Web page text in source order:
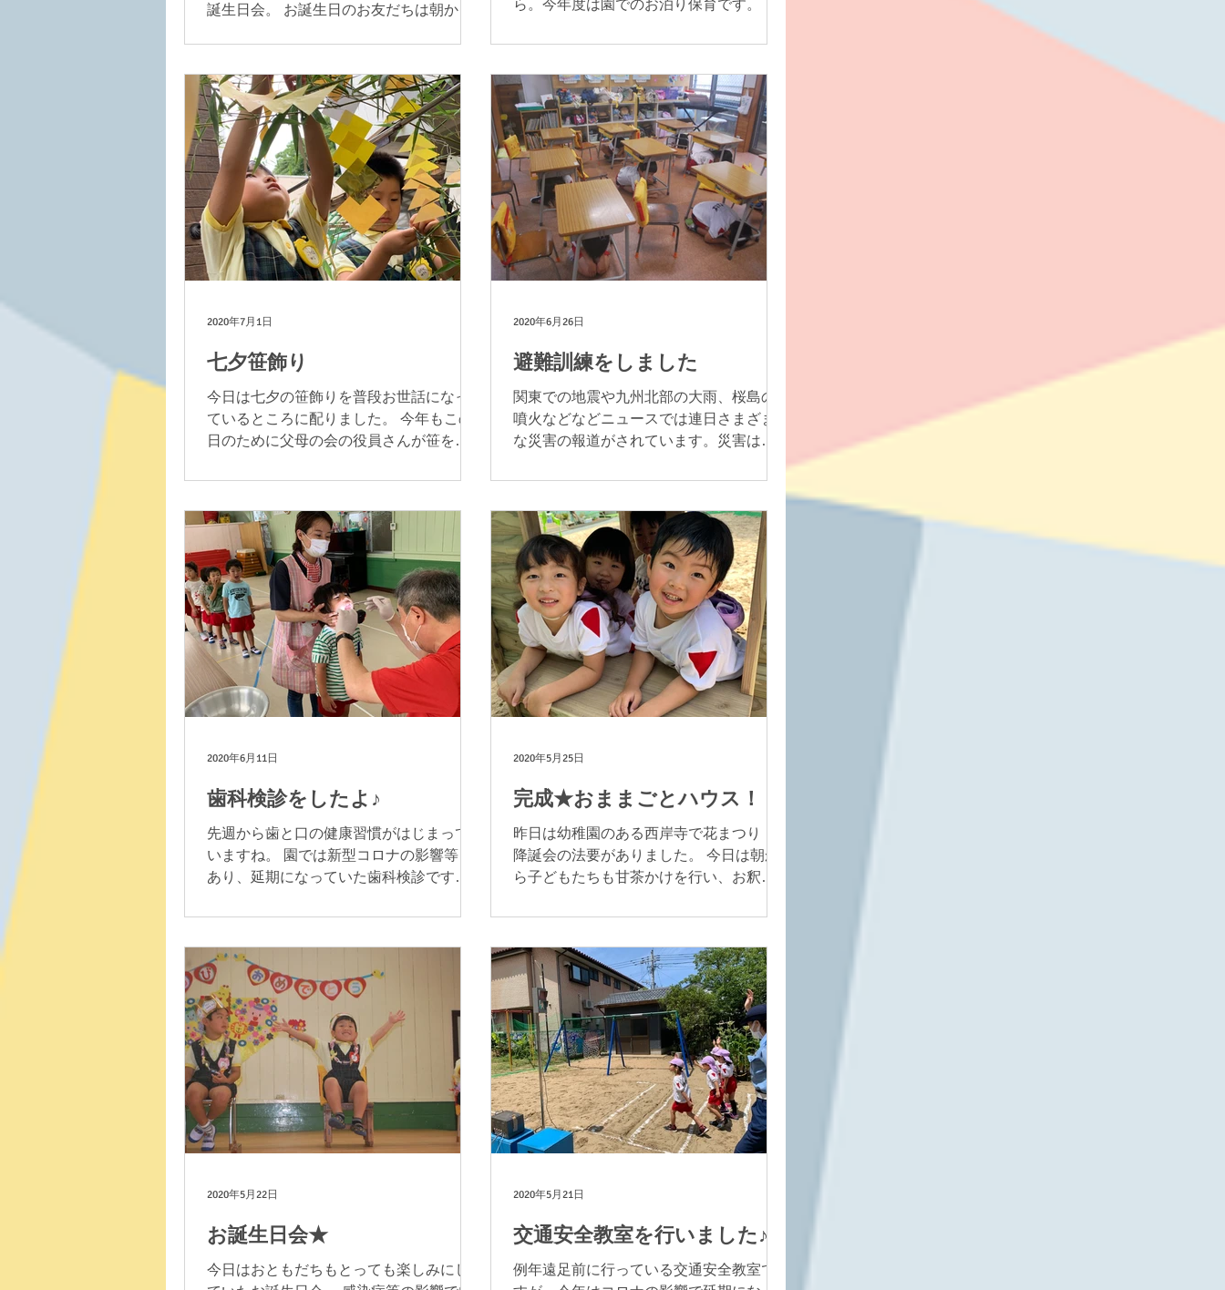
誕生日会。 お誕生日のお友だちは朝から
ちょっと違ってドキドキ♡ 園長先生から
ネックレスと冠のプレゼント。 お祝いし
てもらうお友だちを見ていてとってもう
らやましかっ...
ら。今年度は園でのお泊り保育です。 み
ることができるでしょうか? まずは晩御飯
づくりから。 今年度はカレー！ではあり
ません。...
七夕笹飾り
今日は七夕の笹飾りを普段お世話になっ
ているところに配りました。 今年もこの
日のために父母の会の役員さんが笹を切
な笹です(^^) 朝、年長さんを中心に飾り付
けを行いました。 笹飾りはこの日のため
に各クラスでコツコツ作ってきたもので
す。...
2020年7月1日
避難訓練をしました
関東での地震や九州北部の大雨、桜島の
噴火などなどニュースでは連日さまざま
な災害の報道がされています。災害はい
の。そういった状況に備え、園でも避難
訓練を実施しました。 「地震です！机の
下に隠れてください！」警報音とともに
放送が響き渡りました。...
2020年6月26日
歯科検診をしたよ♪
先週から歯と口の健康習慣がはじまって
いますね。 園では新型コロナの影響等も
あり、延期になっていた歯科検診ですが
おねがいします！」しっかりとご挨拶を
してからのスタート★ おくちをあーん。
むしばいきんはいないかな？...
2020年6月11日
完成★おままごとハウス！
昨日は幼稚園のある西岸寺で花まつり・
降誕会の法要がありました。 今日は朝か
ら子どもたちも甘茶かけを行い、お釈迦
しましたよ♪ お釈迦様がお生まれになった
とに甘露の雨が降り注いだという逸話が
伝えられています。...
2020年5月25日
お誕生日会★
今日はおともだちもとっても楽しみにし
2020年5月22日
交通安全教室を行いました♪
例年遠足前に行っている交通安全教室で
2020年5月21日